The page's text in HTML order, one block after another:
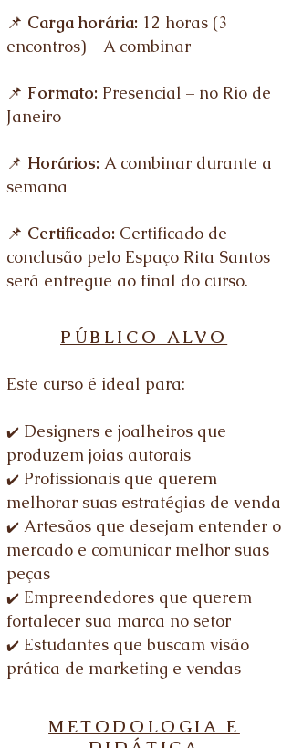
📌 Carga horária: 12 horas (3
encontros) - A combinar
📌 Formato: Presencial – no Rio de
Janeiro
📌 Horários: A combinar durante a
semana
📌 Certificado: Certificado de
conclusão pelo Espaço Rita Santos
será entregue ao final do curso.
PÚBLICO ALVO
Este curso é ideal para:
✔️ Designers e joalheiros que
produzem joias autorais
✔️ Profissionais que querem
melhorar suas estratégias de venda
✔️ Artesãos que desejam entender o
mercado e comunicar melhor suas
peças
✔️ Empreendedores que querem
fortalecer sua marca no setor
✔️ Estudantes que buscam visão
prática de marketing e vendas
METODOLOGIA E